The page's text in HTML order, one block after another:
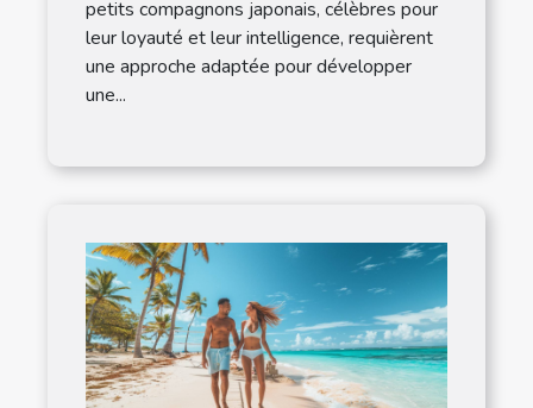
petits compagnons japonais, célèbres pour
leur loyauté et leur intelligence, requièrent
une approche adaptée pour développer
une...